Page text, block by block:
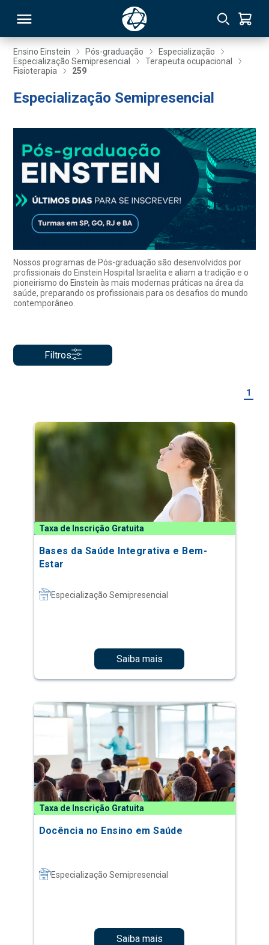
Ensino Einstein Pós-graduação
Especialização
Especialização Semipresencial
Terapeuta ocupacional
Fisioterapia
259
Especialização Semipresencial
Nossos programas de Pós-graduação são desenvolvidos por
profissionais do Einstein Hospital Israelita e aliam a tradição e o
pioneirismo do Einstein às mais modernas práticas na área da
saúde, preparando os profissionais para os desafios do mundo
contemporâneo.
Filtros
1
Taxa de Inscrição Gratuita
Bases da Saúde Integrativa e Bem-
Estar
Especialização Semipresencial
Saiba mais
Taxa de Inscrição Gratuita
Docência no Ensino em Saúde
Especialização Semipresencial
Saiba mais